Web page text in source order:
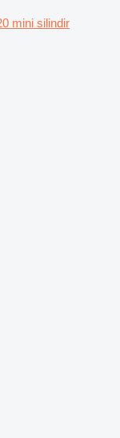
mini silindir